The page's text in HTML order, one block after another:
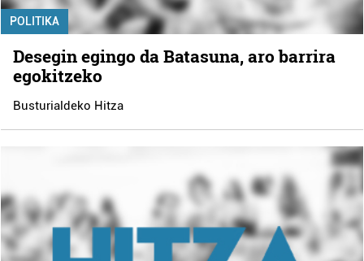
POLITIKA
Desegin egingo da Batasuna, aro barrira
egokitzeko
Busturialdeko Hitza